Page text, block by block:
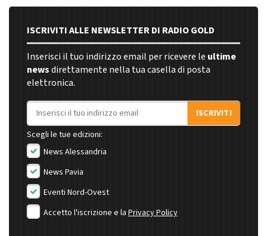
ISCRIVITI ALLE NEWSLETTER DI RADIO GOLD
Inserisci il tuo indirizzo email per ricevere le ultime
newsdirettamente nella tua casella di posta
elettronica.
Indirizzo email
ISCRIVITI
Scegli le tue edizioni:
News Alessandria
News Pavia
Eventi Nord-Ovest
Accetto l'iscrizione e la Privacy Policy